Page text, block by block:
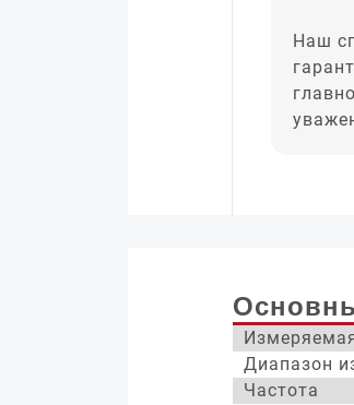
Наш
Диапазон
Частота